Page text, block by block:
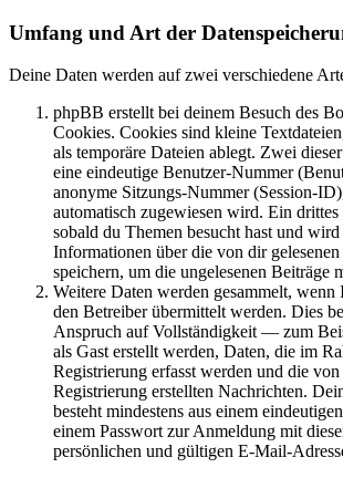
Umfang und Art der
Deine Daten werden auf zwei verschiedene
phpBB erstellt bei deinem Besuch des
Cookies. Cookies sind kleine
als temporäre Dateien ablegt. Zwei
eine eindeutige Benutzer-Nummer
anonyme Sitzungs-Nummer (Session-
automatisch zugewiesen wird. Ein
sobald du Themen besucht hast und
Informationen über die von dir
speichern, um die ungelesenen Beiträge
Weitere Daten werden gesammelt, wenn
den Betreiber übermittelt werden. Dies
Anspruch auf Vollständigkeit — zum
als Gast erstellt werden, Daten, die im
Registrierung erfasst werden und die
Registrierung erstellten Nachrichten.
besteht mindestens aus einem
einem Passwort zur Anmeldung mit
persönlichen und gültigen E-Mail-